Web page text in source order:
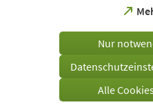
einem
Tab)
Nur
Alle